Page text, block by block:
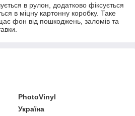
в рулон, додатково фіксується
в міцну картонну коробку. Таке
фон від пошкоджень, заломів та
PhotoVinyl
Україна